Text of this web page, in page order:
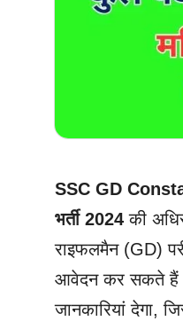
SSC GD
भर्ती 2024 की
राइफलमैन (GD)
आवेदन कर सकते
जानकारियां देगा,